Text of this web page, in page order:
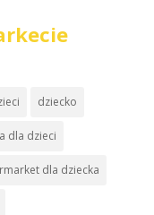
dziecko
dla dzieci
dla dziecka